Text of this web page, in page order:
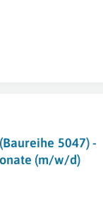
5047) -
(m/w/d)